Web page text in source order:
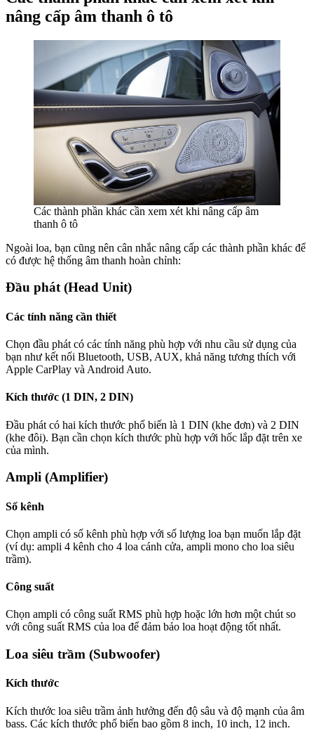
nâng cấp âm thanh ô tô
Các thành phần khác cần xem xét khi nâng cấp âm
thanh ô tô
Ngoài loa, bạn cũng nên cân nhắc nâng cấp các thành phần khác để
có được hệ thống âm thanh hoàn chỉnh:
Đầu phát (Head Unit)
Các tính năng cần thiết
Chọn đầu phát có các tính năng phù hợp với nhu cầu sử dụng của
bạn như kết nối Bluetooth, USB, AUX, khả năng tương thích với
Apple CarPlay và Android Auto.
Kích thước (1 DIN, 2 DIN)
Đầu phát có hai kích thước phổ biến là 1 DIN (khe đơn) và 2 DIN
(khe đôi). Bạn cần chọn kích thước phù hợp với hốc lắp đặt trên xe
của mình.
Ampli (Amplifier)
Số kênh
Chọn ampli có số kênh phù hợp với số lượng loa bạn muốn lắp đặt
(ví dụ: ampli 4 kênh cho 4 loa cánh cửa, ampli mono cho loa siêu
trầm).
Công suất
Chọn ampli có công suất RMS phù hợp hoặc lớn hơn một chút so
với công suất RMS của loa để đảm bảo loa hoạt động tốt nhất.
Loa siêu trầm (Subwoofer)
Kích thước
Kích thước loa siêu trầm ảnh hưởng đến độ sâu và độ mạnh của âm
bass. Các kích thước phổ biến bao gồm 8 inch, 10 inch, 12 inch.